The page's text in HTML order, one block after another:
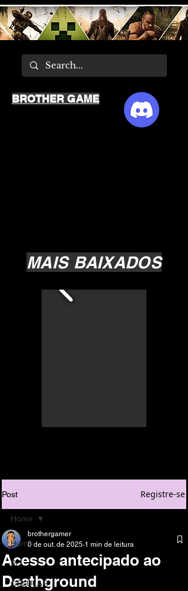
MAIS BAIXADOS
BROTHER GAME
Post Registre-se
Home
Pc
CELULAR
Home
Acesso antecipado ao
Deathground
brothergamer
8 de out. de 2025 1 min de leitura